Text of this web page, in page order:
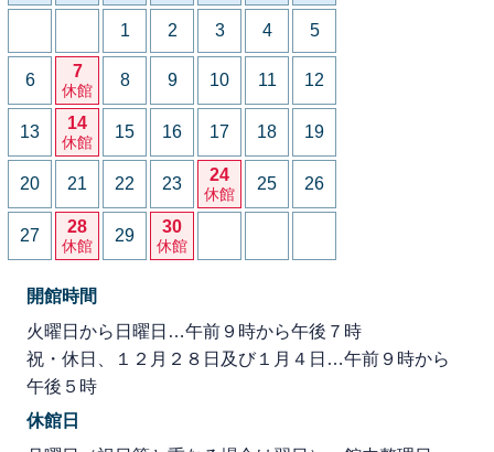
1 2 3 4 5
6 7
休館
8 9 10 11 12
13 14
休館
15 16 17 18 19
20 21 22 23 24
休館
25 26
27 28
休館
29 30
休館
開館時間
火曜日から日曜日…午前９時から午後７時
祝・休日、１２月２８日及び１月４日…午前９時から
午後５時
休館日